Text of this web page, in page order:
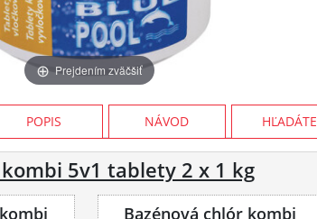
Prejdením zväčšiť
POPIS NÁVOD HĽADÁTE
5v1 tablety 2 x 1 kg
Bazénová chlór kombi